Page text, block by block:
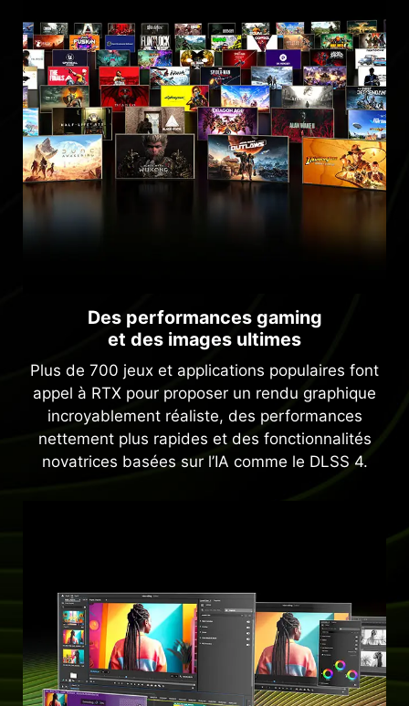
Des performances gaming
et des images ultimes
Plus de 700 jeux et applications populaires font
appel à RTX pour proposer un rendu graphique
incroyablement réaliste, des performances
nettement plus rapides et des fonctionnalités
novatrices basées sur l’IA comme le DLSS 4.